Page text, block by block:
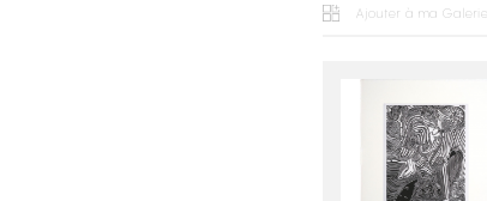
Ajouter à ma Galerie